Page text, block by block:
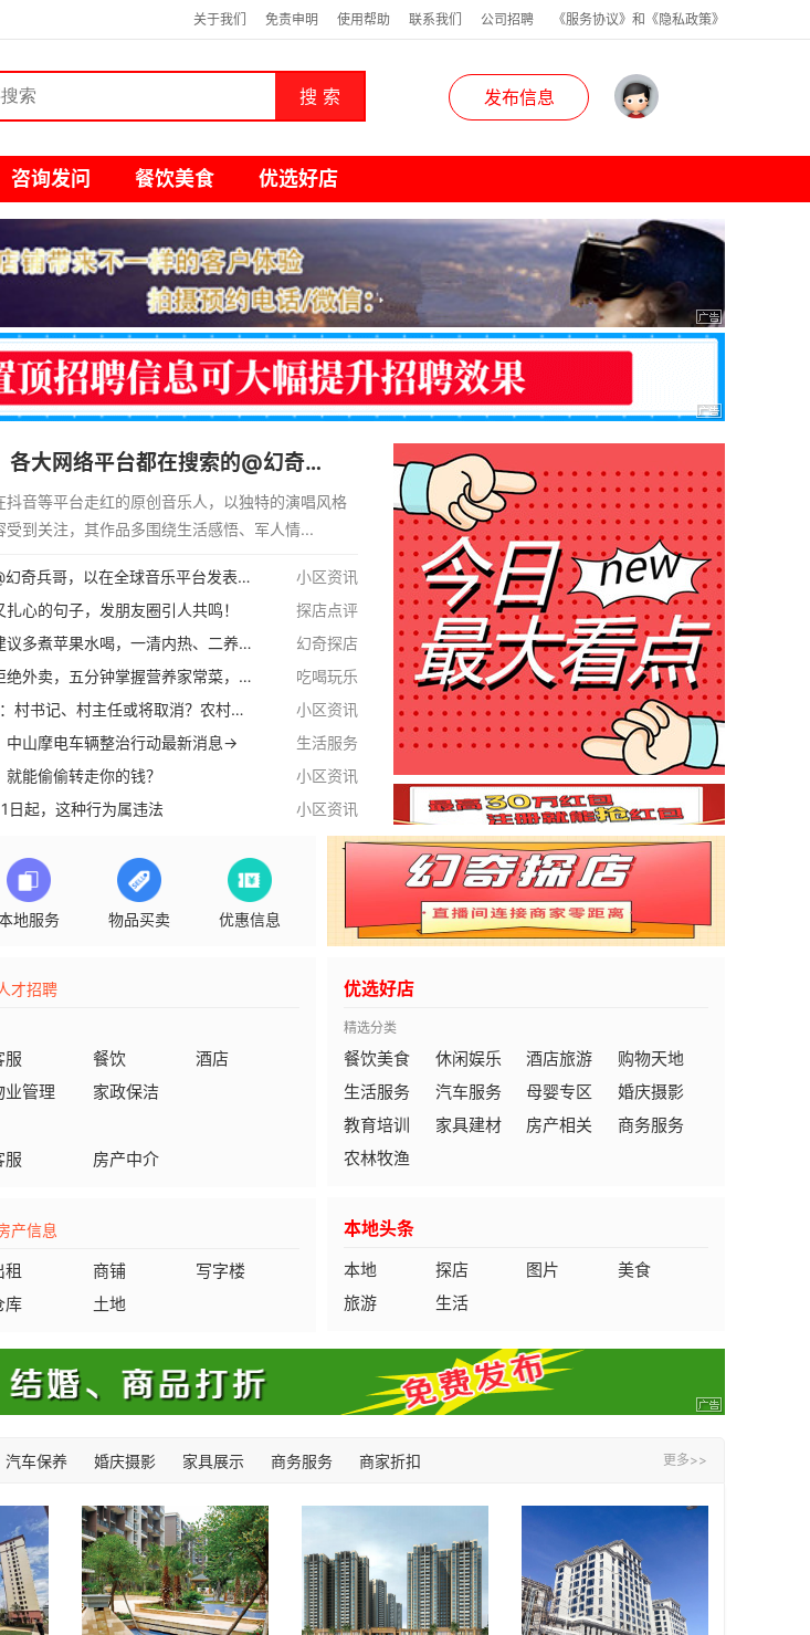
关于我们 免责申明 使用帮助 联系我们 公司招聘 《服务协议》和《隐私政策》
搜 索 发布信息
咨询发问 餐饮美食 优选好店
‌以上热搜！各大网络平台都在搜索的@幻奇兵哥以火遍全网
抖音等平台走红的原创音乐人，以独特的演唱风格
受到关注，其作品多围绕生活感悟、军人情...
全球音乐平台发表作品原创歌曲69首，并获得音乐平台创作者专辑授权证书……
小区资讯
心的句子，发朋友圈引人共鸣！
探店点评
果水喝，一清内热、二养脾胃、三补津液，舒服过秋冬！
幻奇探店
，五分钟掌握营养家常菜，家人喜爱健康美味
吃喝玩乐
、村主任或将取消？农村以后由谁管理？如今有了方案！
小区资讯
中山摩电车辆整治行动最新消息→
生活服务
能偷偷转走你的钱？
小区资讯
日起，这种行为属违法 小区资讯
地服务 物品买卖 优惠信息
才招聘
服 餐饮
酒店
业管理 家政保洁
服 房产中介
产信息
租 商铺
写字楼
库 土地
优选好店
精选分类
餐饮美食 休闲娱乐 酒店旅游
购物天地
生活服务
汽车服务 母婴专区
婚庆摄影
教育培训
家具建材 房产相关
商务服务
农林牧渔
本地头条
本地 探店 图片
美食
旅游
生活
汽车保养 婚庆摄影 家具展示 商务服务 商家折扣 更多>>